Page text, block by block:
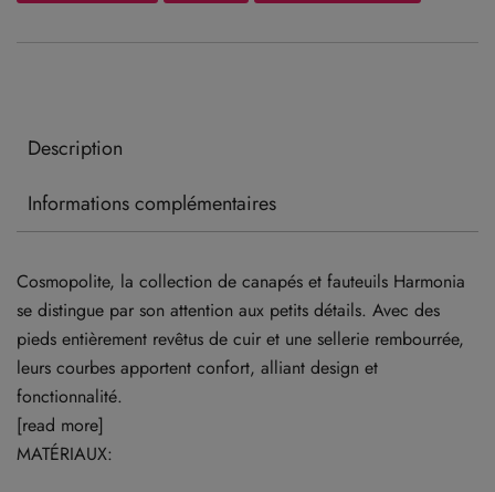
Description
Informations complémentaires
Cosmopolite, la collection de canapés et fauteuils Harmonia
se distingue par son attention aux petits détails. Avec des
pieds entièrement revêtus de cuir et une sellerie rembourrée,
leurs courbes apportent confort, alliant design et
fonctionnalité.
[read more]
MATÉRIAUX: